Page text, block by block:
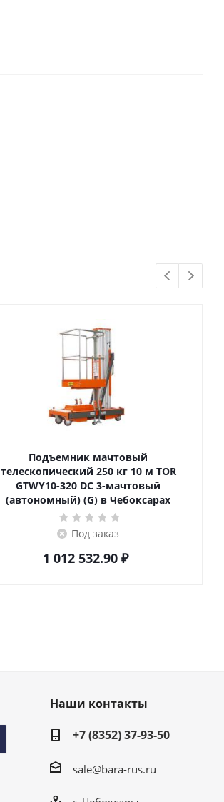
Подъемник мачтовый
телескопический 250 кг 10 м TOR
GTWY10-320 DC 3-мачтовый
(автономный) (G) в Чебоксарах
Под заказ
1 012 532.90 ₽
Наши контакты
+7 (8352) 37-93-50
sale@bara-rus.ru